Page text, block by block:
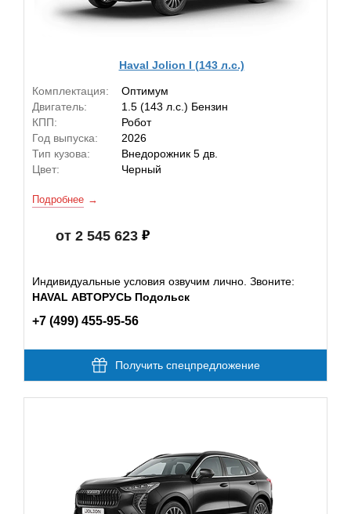
Haval Jolion I (143 л.с.)
Комплектация:
Оптимум
Двигатель:
1.5 (143 л.с.) Бензин
КПП:
Робот
Год выпуска:
2026
Тип кузова:
Внедорожник 5 дв.
Цвет:
Черный
Подробнее
от 2 545 623
Индивидуальные условия озвучим лично. Звоните:
HAVAL АВТОРУСЬ Подольск
+7 (499) 455-95-56
Получить спецпредложение